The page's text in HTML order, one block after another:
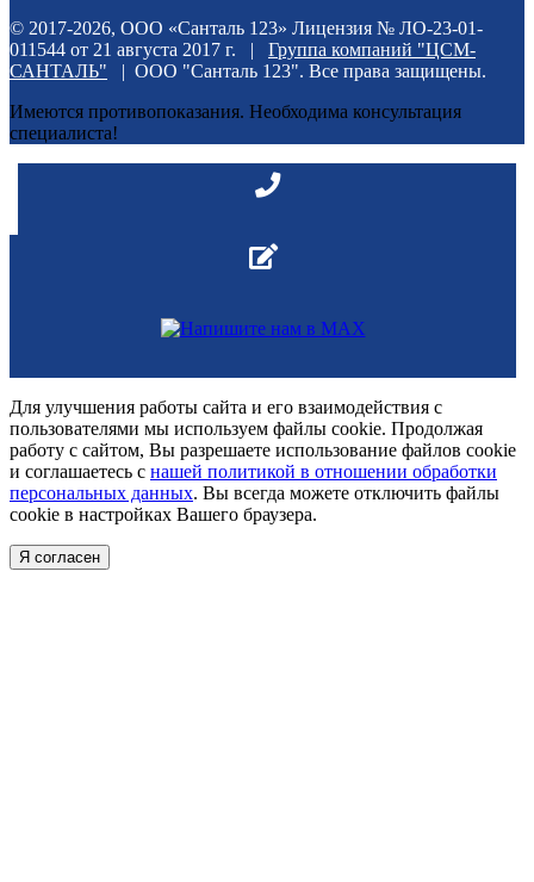
© 2017-2026, ООО «Санталь 123» Лицензия № ЛО-23-01-
011544 от 21 августа 2017 г. | Группа компаний "ЦСМ-
САНТАЛЬ" | ООО "Санталь 123". Все права защищены.
Имеются противопоказания. Необходима консультация
специалиста!
Для улучшения работы сайта и его взаимодействия с
пользователями мы используем файлы cookie. Продолжая
работу с сайтом, Вы разрешаете использование файлов cookie
и соглашаетесь с нашей политикой в отношении обработки
персональных данных. Вы всегда можете отключить файлы
cookie в настройках Вашего браузера.
Я согласен